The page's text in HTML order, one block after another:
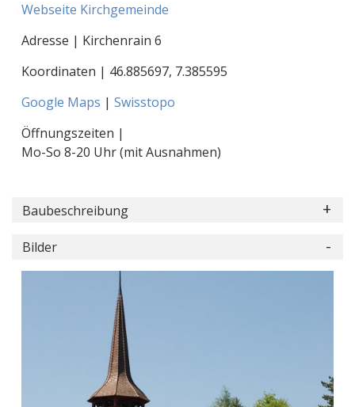
Webseite Kirchgemeinde
Adresse | Kirchenrain 6
Koordinaten | 46.885697, 7.385595
Google Maps | Swisstopo
Öffnungszeiten |
Mo-So 8-20 Uhr (mit Ausnahmen)
Baubeschreibung
Bilder